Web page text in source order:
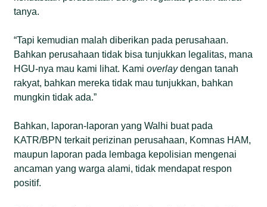
tanya.
“Tapi kemudian malah diberikan pada perusahaan.
Bahkan perusahaan tidak bisa tunjukkan legalitas, mana
HGU-nya mau kami lihat. Kamioverlaydengan tanah
rakyat, bahkan mereka tidak mau tunjukkan, bahkan
mungkin tidak ada.”
Bahkan, laporan-laporan yang Walhi buat pada
KATR/BPN terkait perizinan perusahaan, Komnas HAM,
maupun laporan pada lembaga kepolisian mengenai
ancaman yang warga alami, tidak mendapat respon
positif.